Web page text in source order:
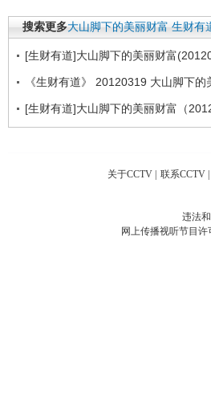
搜索更多大山脚下的美丽财富 生财有
[生财有道]大山脚下的美丽财富
《生财有道》 20120319 大山脚下的
[生财有道]大山脚下的美丽财富（
关于CCTV 联系CCTV
违法
网上传播视听节目许